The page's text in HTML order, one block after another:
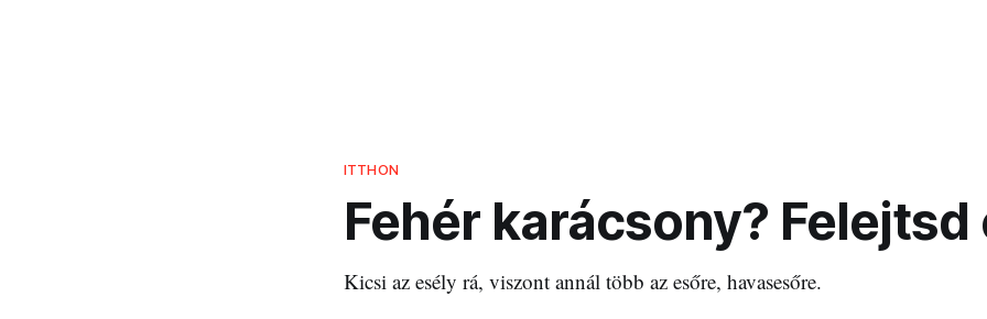
ITTHON
Fehér karácsony? Felejtsd
Kicsi az esély rá, viszont annál több az esőre, havasesőre.